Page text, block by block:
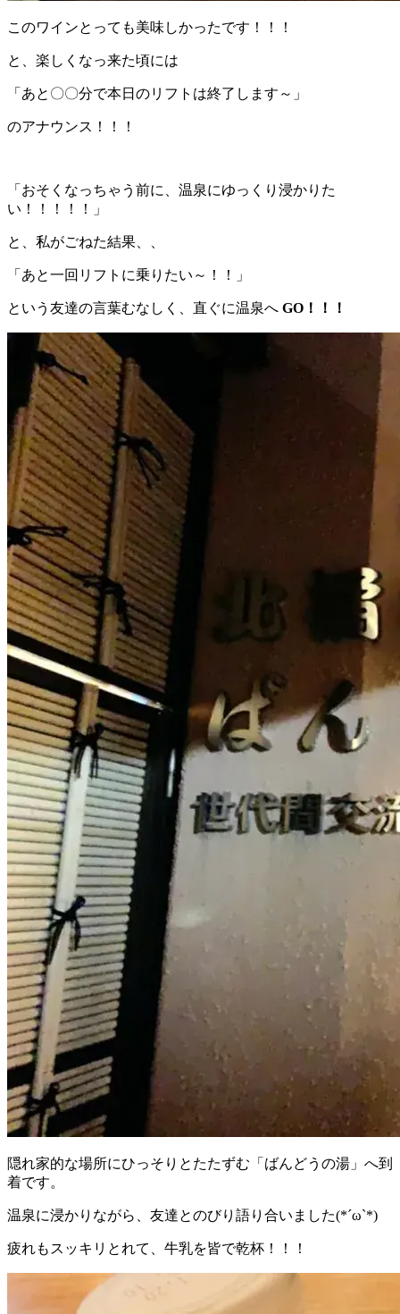
このワインとっても美味しかったです！！！
と、楽しくなっ来た頃には
「あと〇〇分で本日のリフトは終了します～」
のアナウンス！！！
「おそくなっちゃう前に、温泉にゆっくり浸かりた
い！！！！！」
と、私がごねた結果、、
「あと一回リフトに乗りたい～！！」
という友達の言葉むなしく、直ぐに温泉へ GO！！！
隠れ家的な場所にひっそりとたたずむ「ばんどうの湯」へ到
着です。
温泉に浸かりながら、友達とのびり語り合いました(*´ω`*)
疲れもスッキリとれて、牛乳を皆で乾杯！！！